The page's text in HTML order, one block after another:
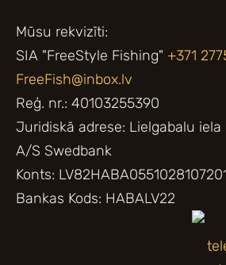
Mūsu rekvizīti:
SIA "FreeStyle Fishing" +371
FreeFish@inbox.lv
Reģ. nr.: 40103255390
Juridiskā adrese: Lielgabalu iela
A/S Swedbank
Konts:
Bankas Kods: HABALV22